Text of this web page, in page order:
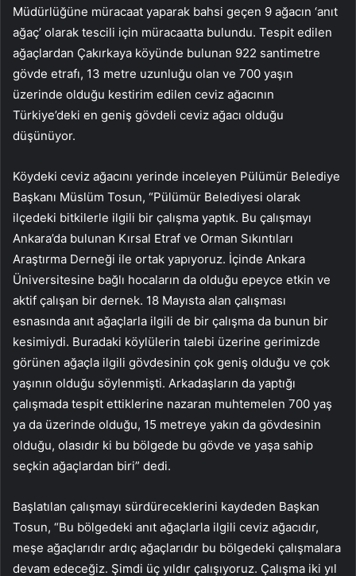
Müdürlüğüne müracaat yaparak bahsi geçen 9 ağacın ‘anıt
ağaç’ olarak tescili için müracaatta bulundu. Tespit edilen
ağaçlardan Çakırkaya köyünde bulunan 922 santimetre
gövde etrafı, 13 metre uzunluğu olan ve 700 yaşın
üzerinde olduğu kestirim edilen ceviz ağacının
Türkiye’deki en geniş gövdeli ceviz ağacı olduğu
düşünüyor.
Köydeki ceviz ağacını yerinde inceleyen Pülümür Belediye
Başkanı Müslüm Tosun, “Pülümür Belediyesi olarak
ilçedeki bitkilerle ilgili bir çalışma yaptık. Bu çalışmayı
Ankara’da bulunan Kırsal Etraf ve Orman Sıkıntıları
Araştırma Derneği ile ortak yapıyoruz. İçinde Ankara
Üniversitesine bağlı hocaların da olduğu epeyce etkin ve
aktif çalışan bir dernek. 18 Mayısta alan çalışması
esnasında anıt ağaçlarla ilgili de bir çalışma da bunun bir
kesimiydi. Buradaki köylülerin talebi üzerine gerimizde
görünen ağaçla ilgili gövdesinin çok geniş olduğu ve çok
yaşının olduğu söylenmişti. Arkadaşların da yaptığı
çalışmada tespit ettiklerine nazaran muhtemelen 700 yaş
ya da üzerinde olduğu, 15 metreye yakın da gövdesinin
olduğu, olasıdır ki bu bölgede bu gövde ve yaşa sahip
seçkin ağaçlardan biri” dedi.
Başlatılan çalışmayı sürdüreceklerini kaydeden Başkan
Tosun, “Bu bölgedeki anıt ağaçlarla ilgili ceviz ağacıdır,
meşe ağaçlarıdır ardıç ağaçlarıdır bu bölgedeki çalışmalara
devam edeceğiz. Şimdi üç yıldır çalışıyoruz. Çalışma iki yıl